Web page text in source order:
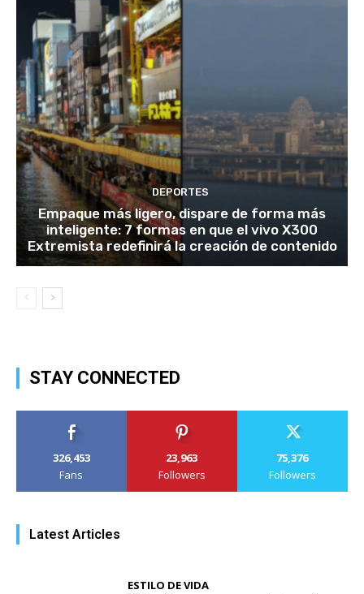
DEPORTES
Empaque más ligero, dispare de forma más
inteligente: 7 formas en que el vivo X300
Extremista redefinirá la creación de contenido
STAY CONNECTED
326,453
Fans
23,963
Followers
75,376
Followers
Latest Articles
ESTILO DE VIDA